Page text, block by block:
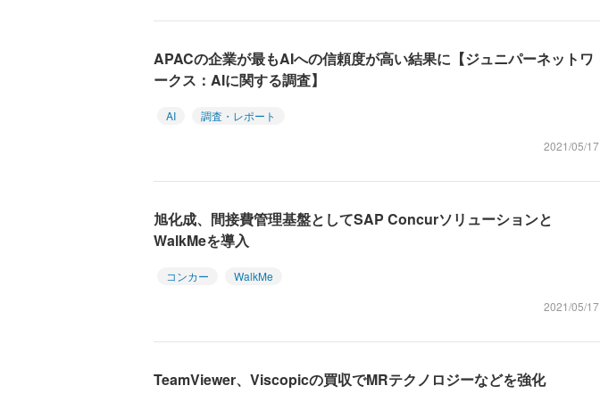
APACの企業が最もAIへの信頼度が高い結果に【ジュニパーネットワ
ークス：AIに関する調査】
AI
調査・レポート
2021/05/17
旭化成、間接費管理基盤としてSAP Concurソリューションと
WalkMeを導入
コンカー
WalkMe
2021/05/17
TeamViewer、Viscopicの買収でMRテクノロジーなどを強化